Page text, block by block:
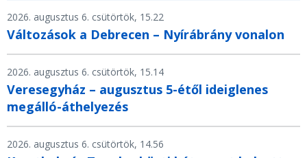
2026. augusztus 6. csütörtök, 15.22
Változások a Debrecen – Nyírábrány vonalon
2026. augusztus 6. csütörtök, 15.14
Veresegyház – augusztus 5-étől ideiglenes
megálló-áthelyezés
2026. augusztus 6. csütörtök, 14.56